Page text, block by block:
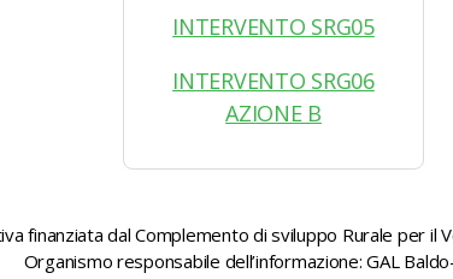
INTERVENTO SRG05
INTERVENTO SRG06
AZIONE B
finanziata dal Complemento di sviluppo Rurale per il
Organismo responsabile dell’informazione: GAL